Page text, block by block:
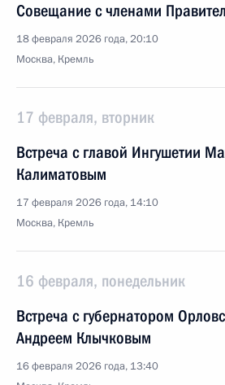
Совещание с членами
18 февраля 2026 года, 20:10
Москва, Кремль
17 февраля, вторник
Встреча с главой Ингушетии
Калиматовым
17 февраля 2026 года, 14:10
Москва, Кремль
16 февраля, понедельник
Встреча с губернатором
Андреем Клычковым
16 февраля 2026 года, 13:40